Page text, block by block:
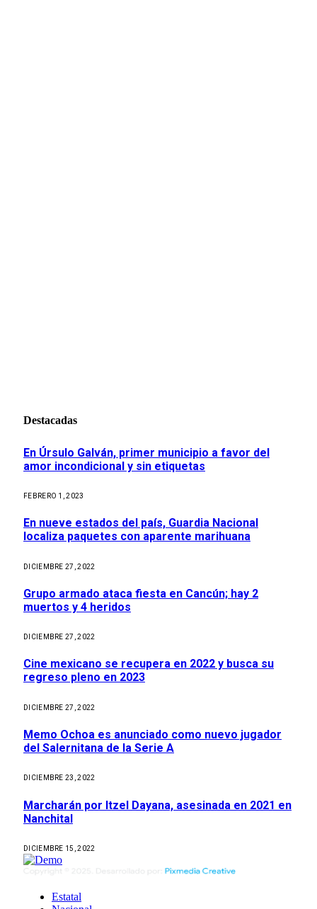
Destacadas
En Úrsulo Galván, primer municipio a favor del
amor incondicional y sin etiquetas
FEBRERO 1, 2023
En nueve estados del país, Guardia Nacional
localiza paquetes con aparente marihuana
DICIEMBRE 27, 2022
Grupo armado ataca fiesta en Cancún; hay 2
muertos y 4 heridos
DICIEMBRE 27, 2022
Cine mexicano se recupera en 2022 y busca su
regreso pleno en 2023
DICIEMBRE 27, 2022
Memo Ochoa es anunciado como nuevo jugador
del Salernitana de la Serie A
DICIEMBRE 23, 2022
Marcharán por Itzel Dayana, asesinada en 2021 en
Nanchital
DICIEMBRE 15, 2022
Estatal